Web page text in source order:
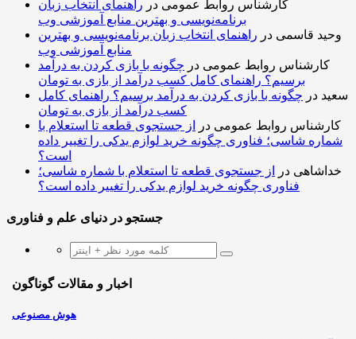
کارشناس روابط عمومی در راهنمای انتخاب زبان
برنامه‌نویسی و بهترین منابع آموزشی وب
وحید قاسمی در راهنمای انتخاب زبان برنامه‌نویسی و بهترین
منابع آموزشی وب
کارشناس روابط عمومی در چگونه با بازی کردن به درآمد
برسیم؟ راهنمای کامل کسب درآمد از بازی به تومان
سعید در چگونه با بازی کردن به درآمد برسیم؟ راهنمای کامل
کسب درآمد از بازی به تومان
کارشناس روابط عمومی در
از جستجوی قطعه تا استعلام با
شماره شاسی؛ فناوری چگونه خرید لوازم یدکی را تغییر داده
است؟
خداشاهی در
از جستجوی قطعه تا استعلام با شماره شاسی؛
فناوری چگونه خرید لوازم یدکی را تغییر داده است؟
جستجو در دنیای علم و فناوری
اخبار و مقالات گوناگون
هوش مصنوعی